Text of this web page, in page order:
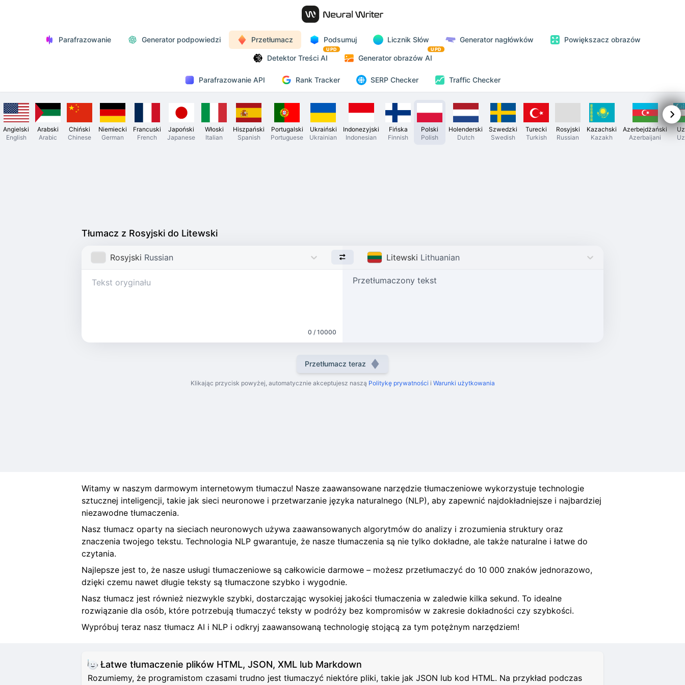
Parafrazowanie Generator podpowiedzi Przetłumacz Podsumuj Licznik Słów Generator nagłówków Powiększacz obrazów
Detektor Treści AI
UPD
Generator obrazów AI
UPD
Parafrazowanie API Rank Tracker SERP Checker Traffic Checker
Angielski
English
Arabski
Arabic
Chiński
Chinese
Niemiecki
German
Francuski
French
Japoński
Japanese
Włoski
Italian
Hiszpański
Spanish
Portugalski
Portuguese
Ukraiński
Ukrainian
Indonezyjski
Indonesian
Fińska
Finnish
Polski
Polish
Holenderski
Dutch
Szwedzki
Swedish
Turecki
Turkish
Rosyjski
Russian
Kazachski
Kazakh
Azerbejdżański
Azerbaijani
Tłumacz z Rosyjski do Litewski
Rosyjski Russian Litewski Lithuanian
0 / 10000
Przetłumaczony tekst
Przetłumacz teraz
Klikając przycisk powyżej, automatycznie akceptujesz naszą Politykę prywatności i Warunki użytkowania
Witamy w naszym darmowym internetowym tłumaczu! Nasze zaawansowane narzędzie tłumaczeniowe wykorzystuje technologie
sztucznej inteligencji, takie jak sieci neuronowe i przetwarzanie języka naturalnego (NLP), aby zapewnić najdokładniejsze i najbardziej
niezawodne tłumaczenia.
Nasz tłumacz oparty na sieciach neuronowych używa zaawansowanych algorytmów do analizy i zrozumienia struktury oraz
znaczenia twojego tekstu. Technologia NLP gwarantuje, że nasze tłumaczenia są nie tylko dokładne, ale także naturalne i łatwe do
czytania.
Najlepsze jest to, że nasze usługi tłumaczeniowe są całkowicie darmowe – możesz przetłumaczyć do 10 000 znaków jednorazowo,
dzięki czemu nawet długie teksty są tłumaczone szybko i wygodnie.
Nasz tłumacz jest również niezwykle szybki, dostarczając wysokiej jakości tłumaczenia w zaledwie kilka sekund. To idealne
rozwiązanie dla osób, które potrzebują tłumaczyć teksty w podróży bez kompromisów w zakresie dokładności czy szybkości.
Wypróbuj teraz nasz tłumacz AI i NLP i odkryj zaawansowaną technologię stojącą za tym potężnym narzędziem!
Łatwe tłumaczenie plików HTML, JSON, XML lub Markdown
Rozumiemy, że programistom czasami trudno jest tłumaczyć niektóre pliki, takie jak JSON lub kod HTML. Na przykład podczas